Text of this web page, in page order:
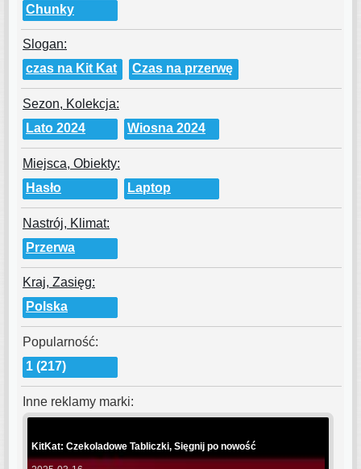
Chunky
Slogan:
czas na Kit Kat
Czas na przerwę
Sezon, Kolekcja:
Lato 2024
Wiosna 2024
Miejsca, Obiekty:
Hasło
Laptop
Nastrój, Klimat:
Przerwa
Kraj, Zasięg:
Polska
Popularność:
1 (217)
Inne reklamy marki:
KitKat: Czekoladowe Tabliczki, Sięgnij po nowość